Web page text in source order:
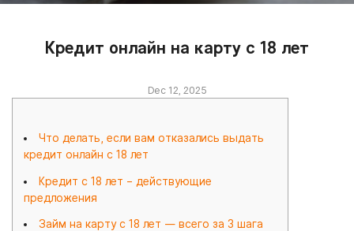
Кредит онлайн на карту с 18 лет
Dec 12, 2025
Что делать, если вам отказались выдать
кредит онлайн с 18 лет
Кредит с 18 лет – действующие
предложения
Займ на карту с 18 лет — всего за 3 шага